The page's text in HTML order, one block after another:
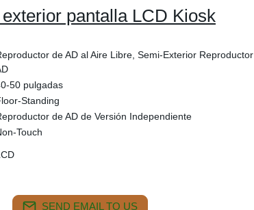
pantalla LCD Kiosk
de AD al Aire Libre, Semi-Exterior
50 pulgadas
Standing
de AD de Versión Independiente
Touch
SEND EMAIL TO US